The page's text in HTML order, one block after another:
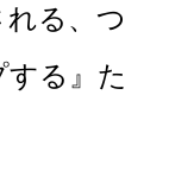
る、つ
する』た